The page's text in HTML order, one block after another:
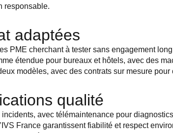
responsable.
adaptées
PME cherchant à tester sans engagement
étendue pour bureaux et hôtels, avec des
modèles, avec des contrats sur mesure pour
qualité
avec télémaintenance pour
France garantissent fiabilité et respect